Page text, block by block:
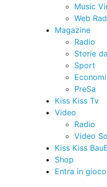
Music
Web
Magazine
Radio
Storie
Sport
PreSa
Kiss Kiss Tv
Video
Radio
Video
Kiss Kiss
Shop
Entra in gioco